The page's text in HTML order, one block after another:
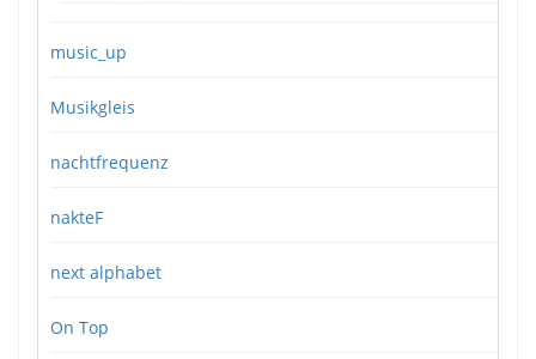
music_up
Musikgleis
nachtfrequenz
nakteF
next alphabet
On Top